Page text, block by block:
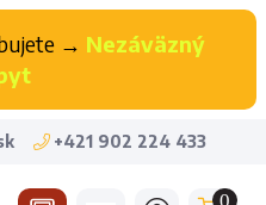
→ Nezáväzný
+421 902 224 433
0